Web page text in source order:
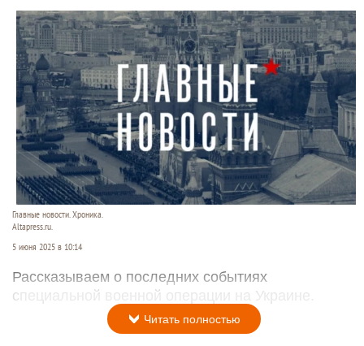
Главные новости. Хроника.
Altapress.ru.
5 июня 2025 в 10:14
Рассказываем о последних событиях
специальной военной операции на Украине.
Читать полностью